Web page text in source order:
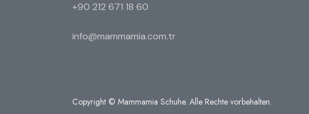
+90 212 671 18 60
info@mammamia.com.tr
Copyright © Mammamia Schuhe. Alle Rechte vorbehalten.